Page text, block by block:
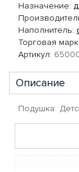
Назначение:
Наполнитель:
Торговая
Артикул:
Описание
Подушка